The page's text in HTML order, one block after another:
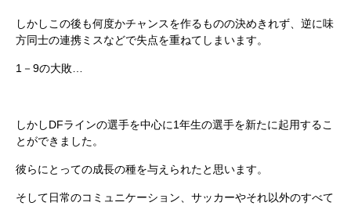
しかしこの後も何度かチャンスを作るものの決めきれず、逆に味
方同士の連携ミスなどで失点を重ねてしまいます。
1－9の大敗…
しかしDFラインの選手を中心に1年生の選手を新たに起用するこ
とができました。
彼らにとっての成長の種を与えられたと思います。
そして日常のコミュニケーション、サッカーやそれ以外のすべて